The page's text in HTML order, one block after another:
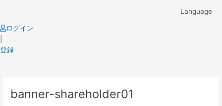
content
Language
ログイン
登録
banner-shareholder01
navigation